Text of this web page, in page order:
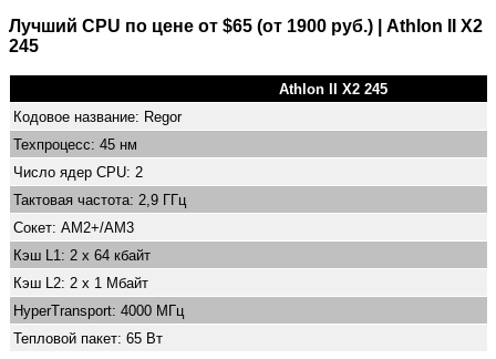
Лучший CPU по цене от $65 (от 1900 руб.) | Athlon II X2
245
Athlon II X2 245
Кодовое название: Regor
Техпроцесс: 45 нм
Число ядер CPU: 2
Тактовая частота: 2,9 ГГц
Сокет: AM2+/AM3
Кэш L1: 2 x 64 кбайт
Кэш L2: 2 x 1 Мбайт
HyperTransport: 4000 МГц
Тепловой пакет: 65 Вт